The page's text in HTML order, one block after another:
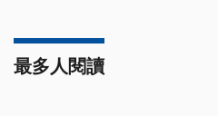
最多人閱讀